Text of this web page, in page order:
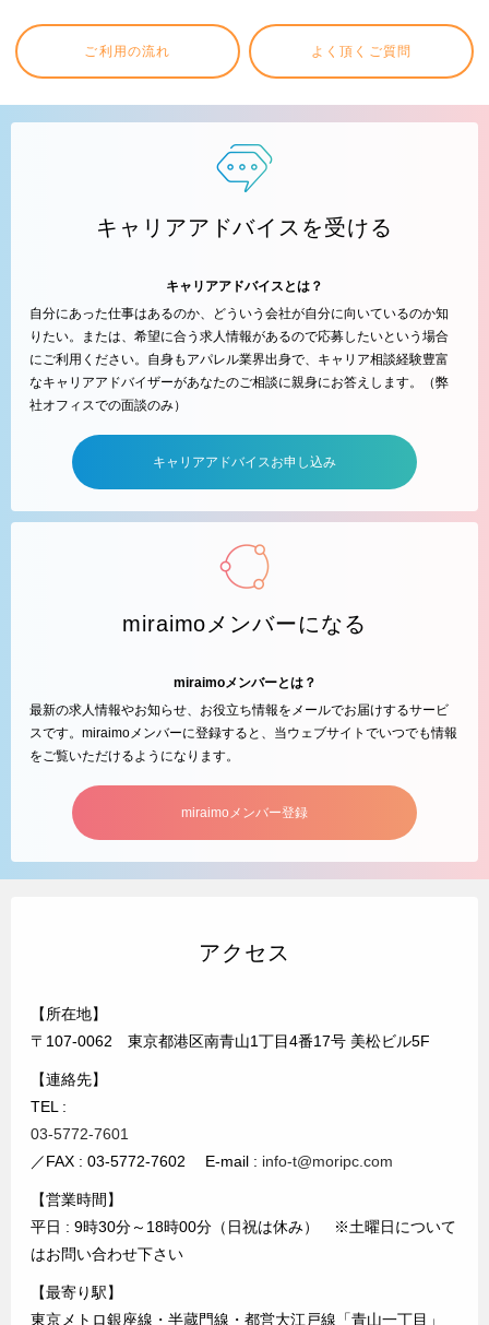
ご利用の流れ よく頂くご質問
キャリアアドバイスを受ける
キャリアアドバイスとは？
自分にあった仕事はあるのか、どういう会社が自分に向いているのか知
りたい。または、希望に合う求人情報があるので応募したいという場合
にご利用ください。自身もアパレル業界出身で、キャリア相談経験豊富
なキャリアアドバイザーがあなたのご相談に親身にお答えします。（弊
社オフィスでの面談のみ）
キャリアアドバイスお申し込み
miraimoメンバーになる
miraimoメンバーとは？
最新の求人情報やお知らせ、お役立ち情報をメールでお届けするサービ
スです。miraimoメンバーに登録すると、当ウェブサイトでいつでも情報
をご覧いただけるようになります。
miraimoメンバー登録
アクセス
【所在地】
〒107-0062 東京都港区南青山1丁目4番17号 美松ビル5F
【連絡先】
TEL :
03-5772-7601
／FAX : 03-5772-7602 E-mail : info-t@moripc.com
【営業時間】
平日 : 9時30分～18時00分（日祝は休み） ※土曜日について
はお問い合わせ下さい
【最寄り駅】
東京メトロ銀座線・半蔵門線・都営大江戸線「青山一丁目」